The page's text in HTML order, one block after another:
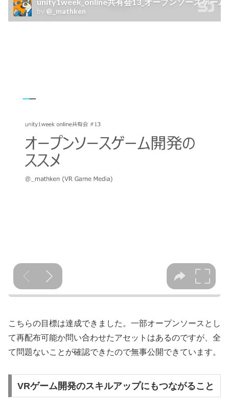
こちらの目標は達成できました。一部オープンソースとし
て再配布可能か問い合わせたアセットはあるのですが、全
て問題ないことが確認できたので無事公開できています。
VRゲーム開発のスキルアップにもつながること